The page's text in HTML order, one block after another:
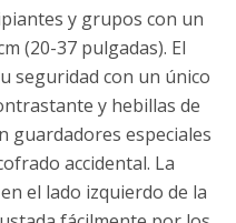
y grupos con un
(20-37 pulgadas). El
seguridad con un único
y hebillas de
guardadores especiales
accidental. La
el lado izquierdo de la